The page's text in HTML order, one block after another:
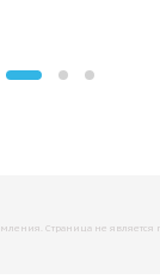
Страница не является